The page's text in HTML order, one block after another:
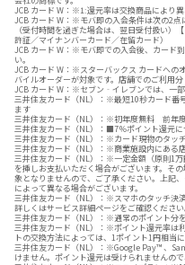
JCB カード W：※1:還元率は交換商品により異
JCB カード W：※モバ即の入会条件は次の2点
（受付時間を過ぎた場合は、翌日受付扱い）
許証／マイナンバーカード／在留カード）
JCB カード W：※モバ即での入会後、カード
い。
JCB カード W：※スターバックス カードへ
バイルオーダーが対象です。店舗でのご利用
JCB カード W：※セブン‐イレブンでは、一部
三井住友カード（NL）：※最短10秒カード番
ます
三井住友カード（NL）：※初年度無料 前年
三井住友カード（NL）：■7％ポイント還元に
三井住友カード（NL）：※カード現物のタッ
三井住友カード（NL）：※商業施設内にある
三井住友カード（NL）：※一定金額（原則1
を挿しお支払いただく場合がございます。そ
象となりませんので、ご了承ください。上記
によって異なる場合がございます。
三井住友カード（NL）：※スマホのタッチ決
詳しくはサービス詳細ページをご確認ください
三井住友カード（NL）：※通常のポイント分を
三井住友カード（NL）：※ポイント還元率は
トの交換方法によっては、1ポイント1円相当
三井住友カード（NL）：※Google Pay™ 、
けません。ポイント還元は受けられませんので